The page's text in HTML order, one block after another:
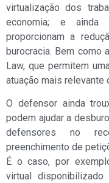
virtualização dos
economia; e ainda
proporcionam a
burocracia. Bem como
Law, que permitem
atuação mais relevante
O defensor ainda
podem ajudar a
defensores no
preenchimento de
É o caso, por
virtual disponibilizado